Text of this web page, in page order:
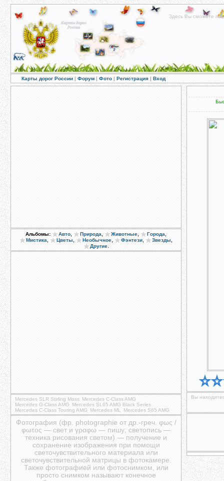
Здесь Вы сможете
Карты дорог России | Форум | Фото | Регистрация | Вход
Альбомы: Авто Природа Животные Города
Мистика Цветы Необычное Фэнтези Звезды
Другие.
Mercedes SLR Stirling Moss Mercedes C-Class AMG
Mercedes G-Class AMG
Mercedes SL65 AMG Black Series
Mercedes C-Class Touring AMG
Mercedes ML Mercedes S65 AMG
Фотография (фр. photographie от др.-греч. φως /
φωτος — свет и γραφω — пишу; светопись —
техника рисования светом) — получение и
сохранение изображения при помощи
светочувствительного материала или
светочувствительной матрицы в фотокамере.
Также фотографией или фотоснимком, или
просто снимком называют конечное
Вы